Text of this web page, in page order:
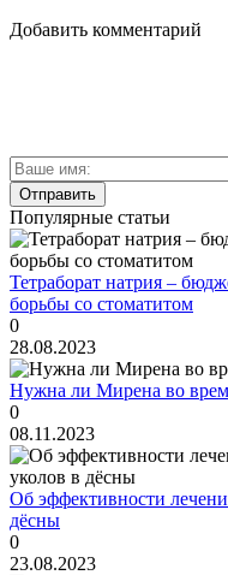
Добавить комментарий
Популярные статьи
Тетраборат натрия –
борьбы со стоматитом
0
28.08.2023
Нужна ли Мирена во
0
08.11.2023
Об эффективности
дёсны
0
23.08.2023